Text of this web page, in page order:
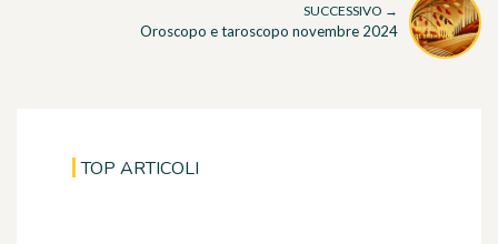
SUCCESSIVO →
Oroscopo e taroscopo novembre 2024
TOP ARTICOLI